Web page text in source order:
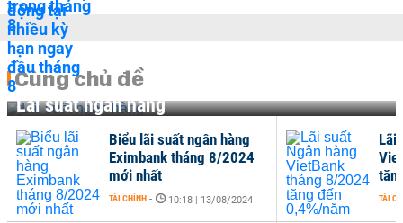
Cùng chủ đề
Lãi suất ngân hàng
Biểu lãi suất ngân hàng
Eximbank tháng 8/2024
mới nhất
TÀI CHÍNH - 10:18 | 13/08/2024
Lãi
TÀI